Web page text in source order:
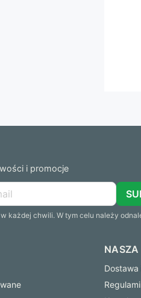
i promocje
każdej chwili. W tym celu należy
NASZA